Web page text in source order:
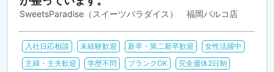
SweetsParadise（スイーツパラダイス） 福岡パルコ店
入社日応相談 未経験歓迎 新卒・第二新卒歓迎
女性活躍中
主婦・主夫歓迎
学歴不問 ブランクOK
完全週休2日制